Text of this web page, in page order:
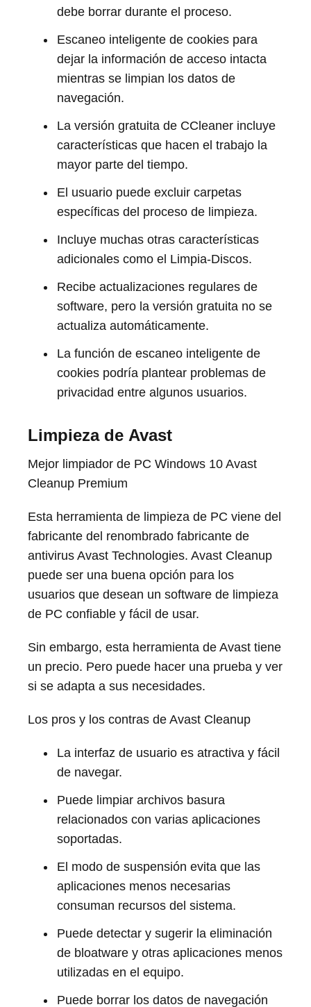
debe borrar durante el proceso.
Escaneo inteligente de cookies para
dejar la información de acceso intacta
mientras se limpian los datos de
navegación.
La versión gratuita de CCleaner incluye
características que hacen el trabajo la
mayor parte del tiempo.
El usuario puede excluir carpetas
específicas del proceso de limpieza.
Incluye muchas otras características
adicionales como el Limpia-Discos.
Recibe actualizaciones regulares de
software, pero la versión gratuita no se
actualiza automáticamente.
La función de escaneo inteligente de
cookies podría plantear problemas de
privacidad entre algunos usuarios.
Limpieza de Avast
Mejor limpiador de PC Windows 10 Avast
Cleanup Premium
Esta herramienta de limpieza de PC viene del
fabricante del renombrado fabricante de
antivirus Avast Technologies. Avast Cleanup
puede ser una buena opción para los
usuarios que desean un software de limpieza
de PC confiable y fácil de usar.
Sin embargo, esta herramienta de Avast tiene
un precio. Pero puede hacer una prueba y ver
si se adapta a sus necesidades.
Los pros y los contras de Avast Cleanup
La interfaz de usuario es atractiva y fácil
de navegar.
Puede limpiar archivos basura
relacionados con varias aplicaciones
soportadas.
El modo de suspensión evita que las
aplicaciones menos necesarias
consuman recursos del sistema.
Puede detectar y sugerir la eliminación
de bloatware y otras aplicaciones menos
utilizadas en el equipo.
Puede borrar los datos de navegación